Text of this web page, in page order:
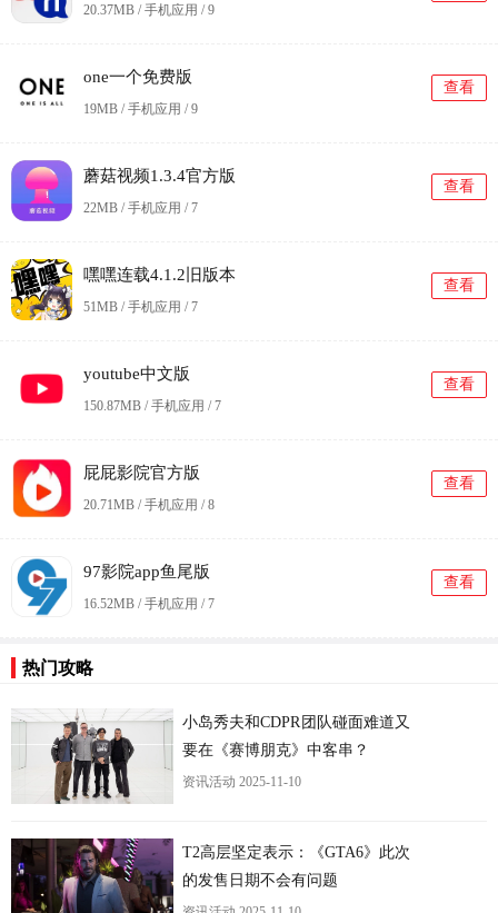
20.37MB / 手机应用 /9
one一个免费版
19MB / 手机应用 /9
查看
蘑菇视频1.3.4官方版
22MB / 手机应用 /7
查看
嘿嘿连载4.1.2旧版本
51MB / 手机应用 /7
查看
youtube中文版
150.87MB / 手机应用 /7
查看
屁屁影院官方版
20.71MB / 手机应用 /8
查看
97影院app鱼尾版
16.52MB / 手机应用 /7
查看
热门攻略
小岛秀夫和CDPR团队碰面难道又
要在《赛博朋克》中客串？
资讯活动 2025-11-10
T2高层坚定表示：《GTA6》此次
的发售日期不会有问题